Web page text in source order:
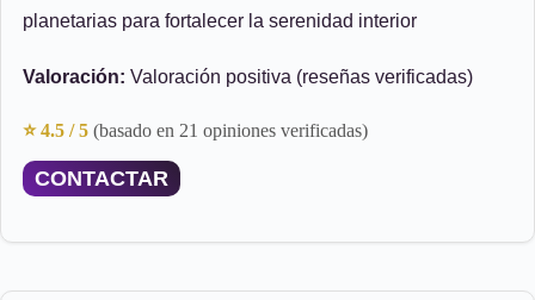
planetarias para fortalecer la serenidad interior
Valoración: Valoración positiva (reseñas verificadas)
⭐ 4.5 / 5 (basado en 21 opiniones verificadas)
CONTACTAR